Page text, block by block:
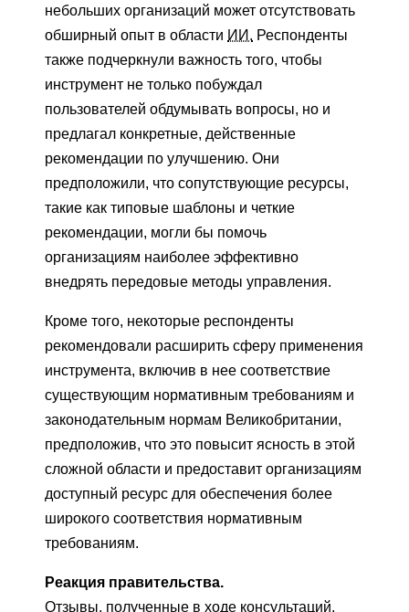
небольших организаций может отсутствовать
обширный опыт в области ИИ. Респонденты
также подчеркнули важность того, чтобы
инструмент не только побуждал
пользователей обдумывать вопросы, но и
предлагал конкретные, действенные
рекомендации по улучшению. Они
предположили, что сопутствующие ресурсы,
такие как типовые шаблоны и четкие
рекомендации, могли бы помочь
организациям наиболее эффективно
внедрять передовые методы управления.
Кроме того, некоторые респонденты
рекомендовали расширить сферу применения
инструмента, включив в нее соответствие
существующим нормативным требованиям и
законодательным нормам Великобритании,
предположив, что это повысит ясность в этой
сложной области и предоставит организациям
доступный ресурс для обеспечения более
широкого соответствия нормативным
требованиям.
Реакция правительства.
Отзывы, полученные в ходе консультаций,